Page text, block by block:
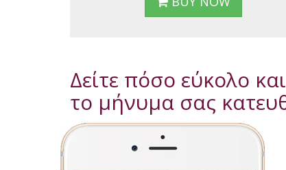
Δείτε πόσο εύκολο
το μήνυμα σας